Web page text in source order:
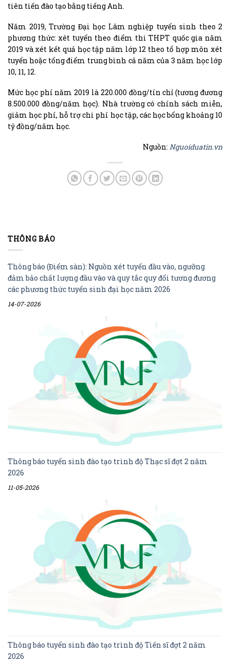
tiên tiến đào tạo bằng tiếng Anh.
Năm 2019, Trường Đại học Lâm nghiệp tuyển sinh theo 2
phương thức: xét tuyển theo điểm thi THPT quốc gia năm
2019 và xét kết quả học tập năm lớp 12 theo tổ hợp môn xét
tuyển hoặc tổng điểm trung bình cả năm của 3 năm học lớp
10, 11, 12.
Mức học phí năm 2019 là 220.000 đồng/tín chỉ (tương đương
8.500.000 đồng/năm học). Nhà trường có chính sách miễn,
giảm học phí, hỗ trợ chi phí học tập, các học bổng khoảng 10
tỷ đồng/năm học.
Nguồn: Nguoiduatin.vn
THÔNG BÁO
Thông báo (Điểm sàn): Nguồn xét tuyển đầu vào, ngưỡng
đảm bảo chất lượng đầu vào và quy tắc quy đổi tương đương
các phương thức tuyển sinh đại học năm 2026
14-07-2026
Thông báo tuyển sinh đào tạo trình độ Thạc sĩ đợt 2 năm
2026
11-05-2026
Thông báo tuyển sinh đào tạo trình độ Tiến sĩ đợt 2 năm
2026